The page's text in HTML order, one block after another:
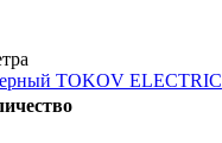
TOKOV ELECTRIC